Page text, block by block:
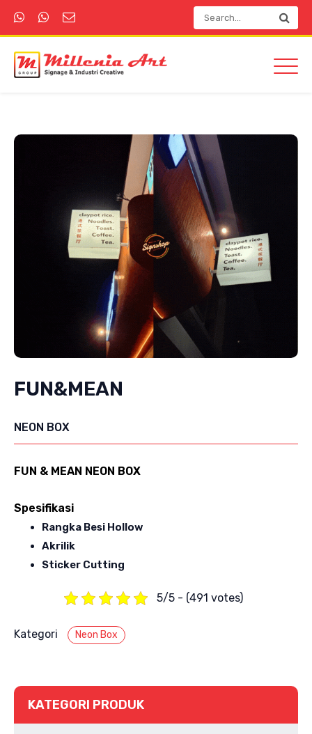
FUN&MEAN
NEON BOX
FUN & MEAN NEON BOX
Spesifikasi
Rangka Besi Hollow
Akrilik
Sticker Cutting
5/5 - (491 votes)
Kategori Neon Box
KATEGORI PRODUK